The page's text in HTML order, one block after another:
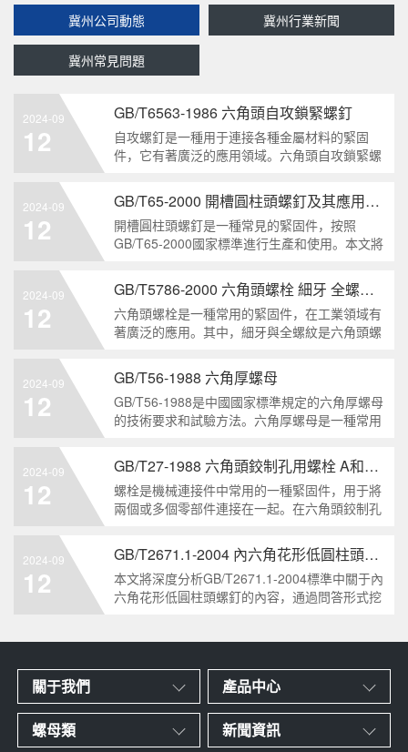
冀州公司動態 冀州行業新聞
冀州常見問題
2024-09
12
GB/T6563-1986 六角頭自攻鎖緊螺釘
自攻螺釘是一種用于連接各種金屬材料的緊固
件，它有著廣泛的應用領域。六角頭自攻鎖緊螺
標準。本文將深度分析這種螺釘的特點、應用以
及制造要求等相關知識點，為讀者提供全面的了
解。1. 六角頭自
2024-09
12
GB/T65-2000 開槽圓柱頭螺釘及其應用領域
開槽圓柱頭螺釘是一種常見的緊固件，按照
GB/T65-2000國家標準進行生產和使用。本文將
領域，幫助讀者更好地了解和應用該種螺釘。什
么是GB/T65-2000 開槽圓柱頭螺釘？GB/T65-
200
2024-09
12
GB/T5786-2000 六角頭螺栓 細牙 全螺紋——工業重要性和特點
六角頭螺栓是一種常用的緊固件，在工業領域有
著廣泛的應用。其中，細牙與全螺紋是六角頭螺
兩個方面，對GB/T5786-2000標準下的六角頭螺
栓 細牙 全螺紋進行深度分析和知識挖掘。什么
是GB/T57
2024-09
12
GB/T56-1988 六角厚螺母
GB/T56-1988是中國國家標準規定的六角厚螺母
的技術要求和試驗方法。六角厚螺母是一種常用
用于需要更大的力矩和耐久性的緊固裝配。六角
厚螺母的材料和制造工藝六角厚螺母通常由低碳
鋼、中碳鋼或合金鋼
2024-09
12
GB/T27-1988 六角頭鉸制孔用螺栓 A和B級
螺栓是機械連接件中常用的一種緊固件，用于將
兩個或多個零部件連接在一起。在六角頭鉸制孔
級和B級兩種。下面我們來分析一下這兩種級別
的螺栓有哪些區別。1. A級和B級的定義和標準
有什么不同?A級和B級是
2024-09
12
GB/T2671.1-2004 內六角花形低圓柱頭螺釘
本文將深度分析GB/T2671.1-2004標準中關于內
六角花形低圓柱頭螺釘的內容，通過問答形式挖
關于我們 產品中心
螺母類 新聞資訊